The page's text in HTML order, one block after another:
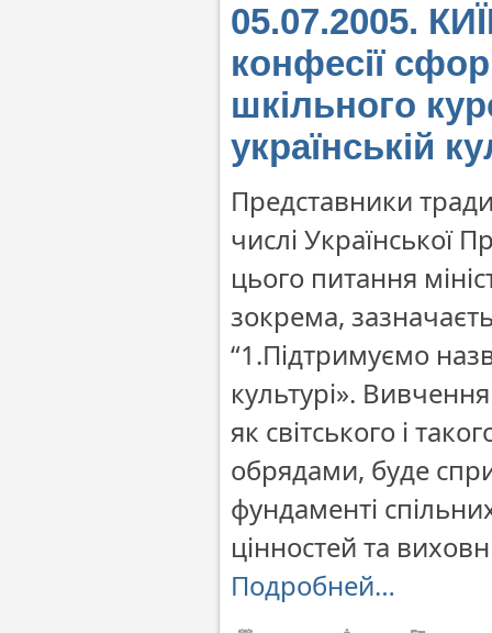
05.07.2005.
конфесії
шкільного
українській
Представники
числі Української
цього питання
зокрема,
“1.Підтримуємо
культурі».
як світського і
обрядами, буде
фундаменті
цінностей та
Подробней…